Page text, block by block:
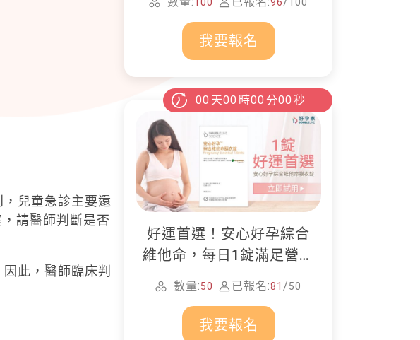
兒童急診主要還
請醫師判斷是否
此，醫師臨床判
畫！
我要報名
00 天00 時00 分00 秒
好運首選！安心好孕綜合
維他命，每日1錠滿足營養
所需
數量:50 已報名:81 /50
我要報名